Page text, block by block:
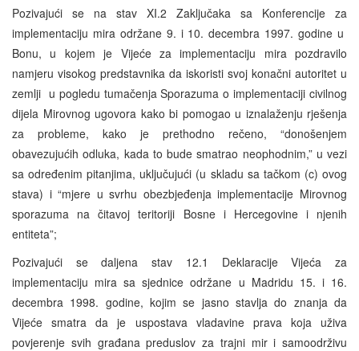
Pozivajući se na stav XI.2 Zaključaka sa Konferencije za
implementaciju mira održane 9. i 10. decembra 1997. godine u
Bonu, u kojem je Vijeće za implementaciju mira pozdravilo
namjeru visokog predstavnika da iskoristi svoj konačni autoritet u
zemlji u pogledu tumačenja Sporazuma o implementaciji civilnog
dijela Mirovnog ugovora kako bi pomogao u iznalaženju rješenja
za probleme, kako je prethodno rečeno, “donošenjem
obavezujućih odluka, kada to bude smatrao neophodnim,” u vezi
sa određenim pitanjima, uključujući (u skladu sa tačkom (c) ovog
stava) i “mjere u svrhu obezbjeđenja implementacije Mirovnog
sporazuma na čitavoj teritoriji Bosne i Hercegovine i njenih
entiteta”;
Pozivajući se daljena stav 12.1 Deklaracije Vijeća za
implementaciju mira sa sjednice održane u Madridu 15. i 16.
decembra 1998. godine, kojim se jasno stavlja do znanja da
Vijeće smatra da je uspostava vladavine prava koja uživa
povjerenje svih građana preduslov za trajni mir i samoodrživu